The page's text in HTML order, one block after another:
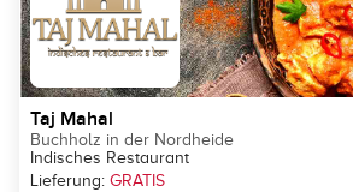
Taj Mahal
Buchholz in der Nordheide
Indisches Restaurant
Lieferung: GRATIS